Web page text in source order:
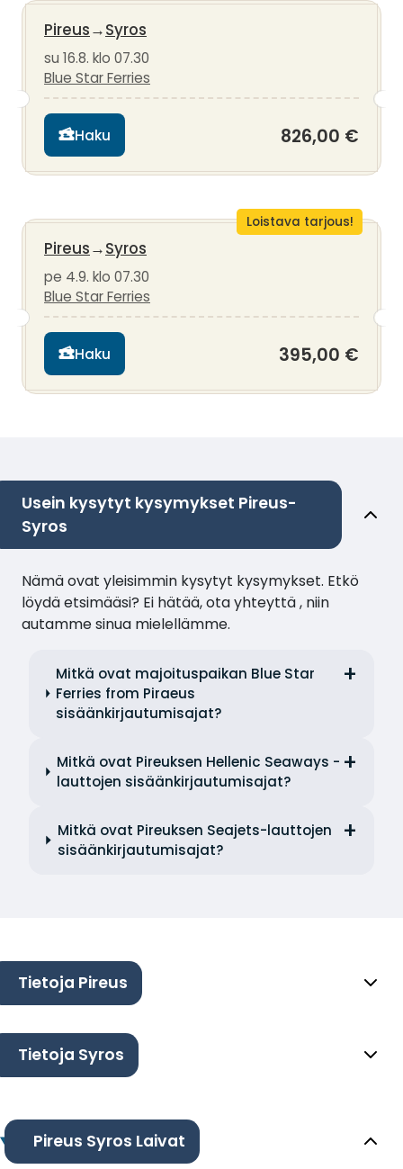
Pireus→Syros
su 16.8. klo 07.30
Blue Star Ferries
Haku 826,00 €
Loistava tarjous!
Pireus→Syros
pe 4.9. klo 07.30
Blue Star Ferries
Haku 395,00 €
Usein kysytyt kysymykset Pireus-
Syros
Nämä ovat yleisimmin kysytyt kysymykset. Etkö
löydä etsimääsi? Ei hätää, ota yhteyttä , niin
autamme sinua mielellämme.
Mitkä ovat majoituspaikan Blue Star
Ferries from Piraeus
sisäänkirjautumisajat?
Mitkä ovat Pireuksen Hellenic Seaways -
lauttojen sisäänkirjautumisajat?
Mitkä ovat Pireuksen Seajets-lauttojen
sisäänkirjautumisajat?
Tietoja Pireus
Tietoja Syros
Pireus Syros Laivat